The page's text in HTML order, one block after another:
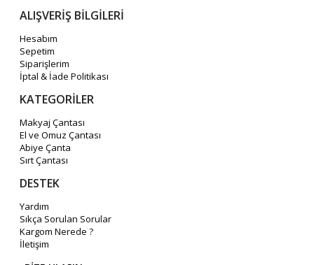
ALIŞVERİŞ BİLGİLERİ
Hesabım
Sepetim
Siparişlerim
İptal & İade Politikası
KATEGORİLER
Makyaj Çantası
El ve Omuz Çantası
Abiye Çanta
Sırt Çantası
DESTEK
Yardım
Sıkça Sorulan Sorular
Kargom Nerede ?
İletişim